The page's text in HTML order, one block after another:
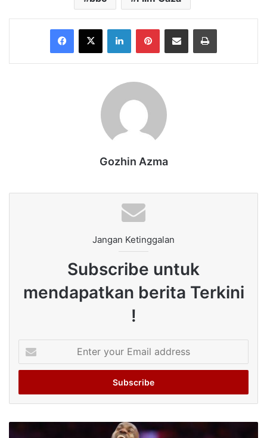
Facebook
X LinkedInPinterestShare via Email Print
Gozhin Azma
Jangan Ketinggalan
Subscribe untuk
mendapatkan berita Terkini
!
your
Email